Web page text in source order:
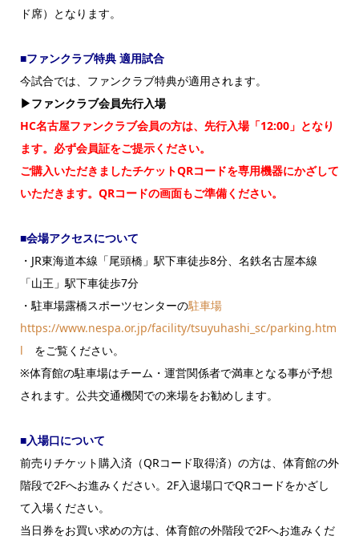
ド席）となります。
■ファンクラブ特典 適用試合
今試合では、ファンクラブ特典が適用されます。
▶ファンクラブ会員先行入場
HC名古屋ファンクラブ会員の方は、先行入場「12:00」となり
ます。必ず会員証をご提示ください。
ご購入いただきましたチケットQRコードを専用機器にかざして
いただきます。QRコードの画面もご準備ください。
■会場アクセスについて
・JR東海道本線「尾頭橋」駅下車徒歩8分、名鉄名古屋本線
「山王」駅下車徒歩7分
・駐車場露橋スポーツセンターの駐車場
https://www.nespa.or.jp/facility/tsuyuhashi_sc/parking.htm
l をご覧ください。
※体育館の駐車場はチーム・運営関係者で満車となる事が予想
されます。公共交通機関での来場をお勧めします。
■入場口について
前売りチケット購入済（QRコード取得済）の方は、体育館の外
階段で2Fへお進みください。2F入退場口でQRコードをかざし
て入場ください。
当日券をお買い求めの方は、体育館の外階段で2Fへお進みくだ